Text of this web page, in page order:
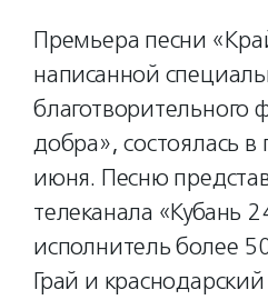
Премьера песни
написанной
благотворительного
добра», состоялась
июня. Песню
телеканала «Кубань
исполнитель более
Грай и